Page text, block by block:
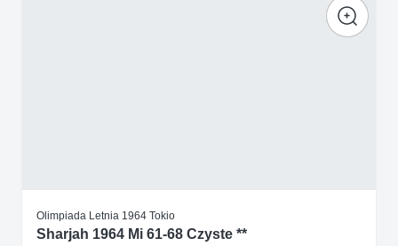
Olimpiada Letnia 1964 Tokio
Sharjah 1964 Mi 61-68 Czyste **